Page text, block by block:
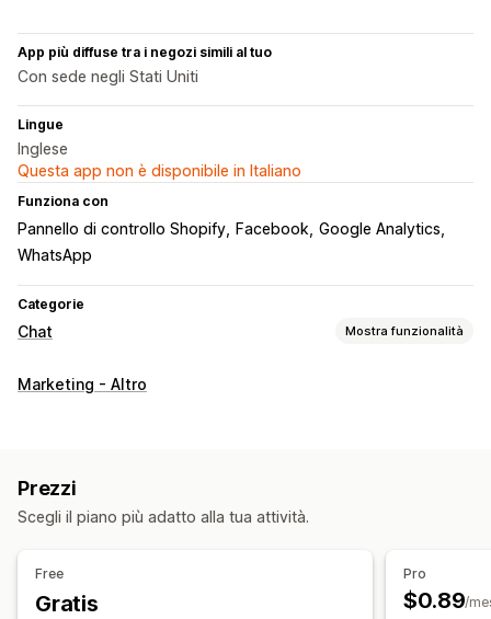
App più diffuse tra i negozi simili al tuo
Con sede negli Stati Uniti
Lingue
Inglese
Questa app non è disponibile in Italiano
Funziona con
Pannello di controllo Shopify Facebook Google Analytics
WhatsApp
Categorie
Chat Mostra funzionalità
Messaggistica in tempo reale
Saluti
Personalizzazione
Pulsanti di chat
Marketing - Altro
Prezzi
Scegli il piano più adatto alla tua attività.
Free
Gratis
Pro
$0.89/